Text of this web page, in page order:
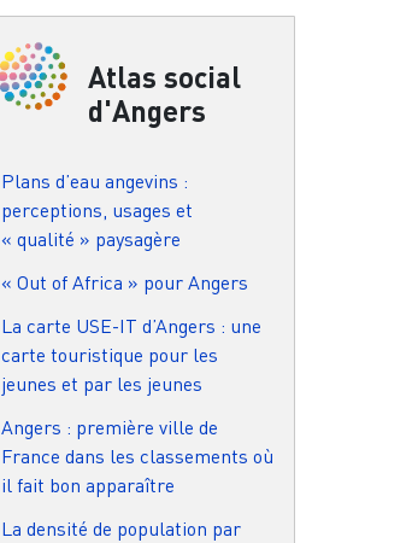
Atlas social
d'Angers
Plans d’eau angevins :
perceptions, usages et
« qualité » paysagère
« Out of Africa » pour Angers
La carte USE-IT d’Angers : une
carte touristique pour les
jeunes et par les jeunes
Angers : première ville de
France dans les classements où
il fait bon apparaître
La densité de population par